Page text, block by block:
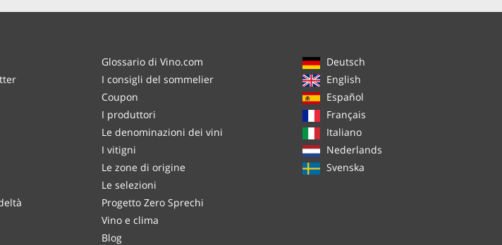
Glossario di Vino.com
I consigli del sommelier
Coupon
I produttori
Le denominazioni dei vini
I vitigni
Le zone di origine
Le selezioni
Progetto Zero Sprechi
Vino e clima
Blog
Deutsch
English
Español
Français
Italiano
Nederlands
Svenska